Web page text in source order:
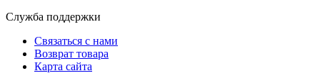
Служба поддержки
Связаться с нами
Возврат товара
Карта сайта